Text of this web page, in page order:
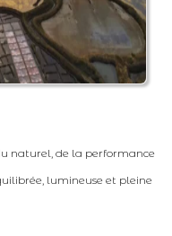
naturel, de la performance
lumineuse et pleine